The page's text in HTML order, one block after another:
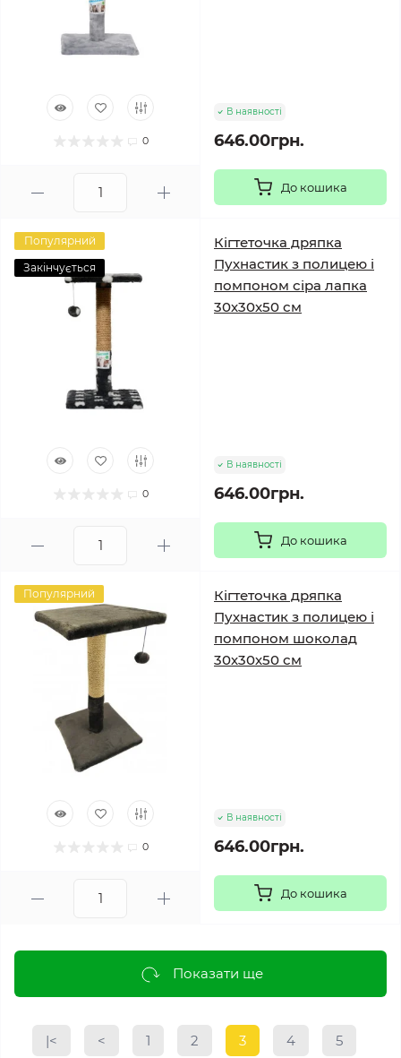
0
В наявності
646.00грн.
До кошика
Популярний
Закінчується
0
Кігтеточка дряпка
Пухнастик з полицею і
помпоном сіра лапка
30х30х50 см
В наявності
646.00грн.
До кошика
Популярний
0
Кігтеточка дряпка
Пухнастик з полицею і
помпоном шоколад
30х30х50 см
В наявності
646.00грн.
До кошика
Показати ще
|< < 1 2 3 4 5